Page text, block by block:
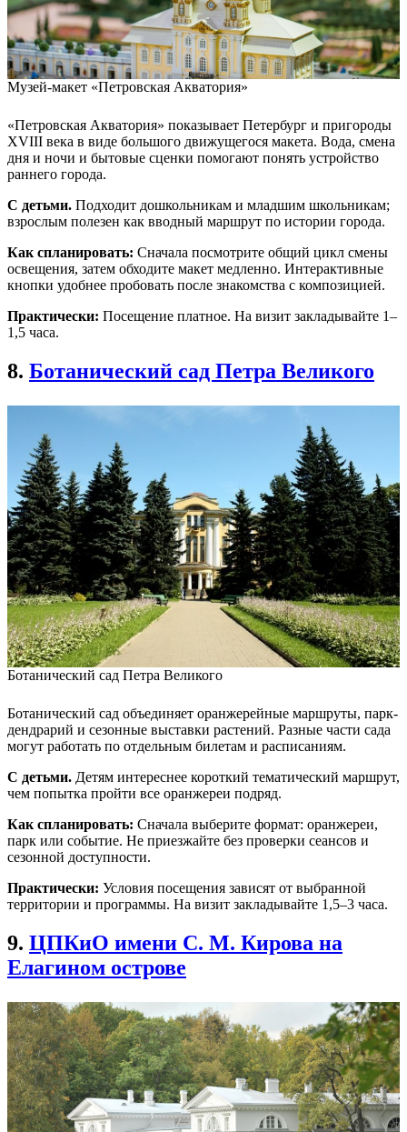
Музей-макет «Петровская Акватория»
«Петровская Акватория» показывает Петербург и пригороды
XVIII века в виде большого движущегося макета. Вода, смена
дня и ночи и бытовые сценки помогают понять устройство
раннего города.
С детьми. Подходит дошкольникам и младшим школьникам;
взрослым полезен как вводный маршрут по истории города.
Как спланировать: Сначала посмотрите общий цикл смены
освещения, затем обходите макет медленно. Интерактивные
кнопки удобнее пробовать после знакомства с композицией.
Практически: Посещение платное. На визит закладывайте 1–
1,5 часа.
8. Ботанический сад Петра Великого
Ботанический сад Петра Великого
Ботанический сад объединяет оранжерейные маршруты, парк-
дендрарий и сезонные выставки растений. Разные части сада
могут работать по отдельным билетам и расписаниям.
С детьми. Детям интереснее короткий тематический маршрут,
чем попытка пройти все оранжереи подряд.
Как спланировать: Сначала выберите формат: оранжереи,
парк или событие. Не приезжайте без проверки сеансов и
сезонной доступности.
Практически: Условия посещения зависят от выбранной
территории и программы. На визит закладывайте 1,5–3 часа.
9. ЦПКиО имени С. М. Кирова на
Елагином острове